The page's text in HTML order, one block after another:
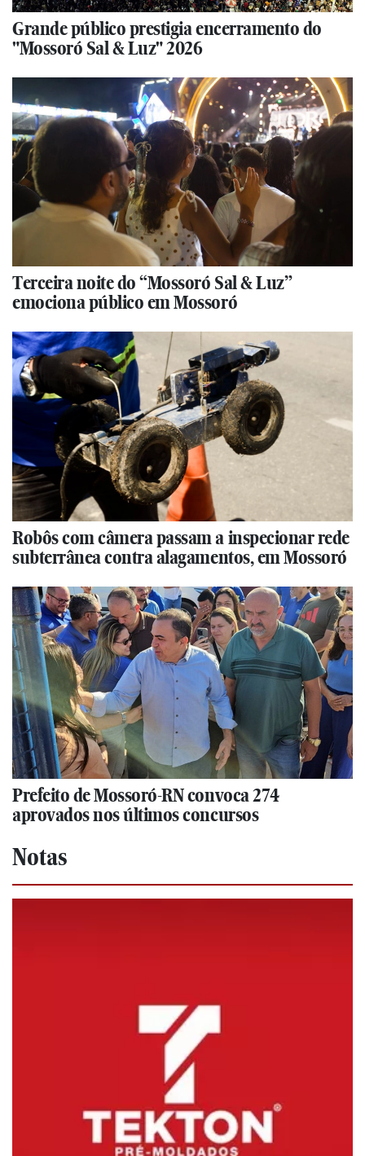
Grande público prestigia encerramento do
"Mossoró Sal & Luz" 2026
Terceira noite do “Mossoró Sal & Luz”
emociona público em Mossoró
Robôs com câmera passam a inspecionar rede
subterrânea contra alagamentos, em Mossoró
Prefeito de Mossoró-RN convoca 274
aprovados nos últimos concursos
Notas